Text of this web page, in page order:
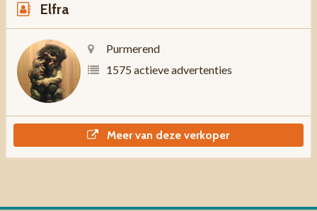
Elfra
Purmerend
1575 actieve advertenties
Meer van deze verkoper